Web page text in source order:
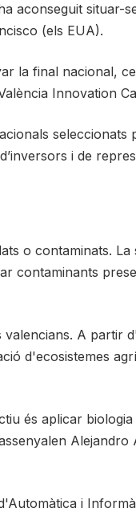
aconseguit situar-
(els EUA).
la final nacional,
Innovation
seleccionats
i de
o contaminats. La
contaminants
A partir
d'ecosistemes
és aplicar
Alejandro
i